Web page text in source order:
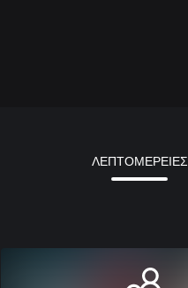
ΛΕΠΤΟΜΕΡΕΙΕΣ